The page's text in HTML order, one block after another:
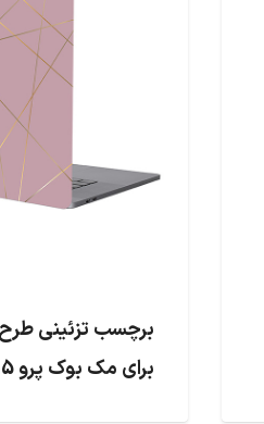
برای مک بوک پرو 15 اینچ 2015-2012